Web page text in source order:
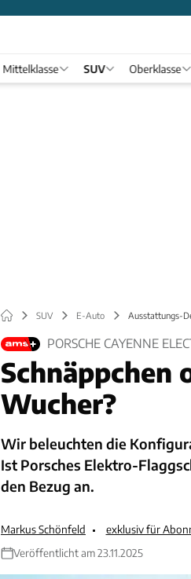
Mittelklasse SUV Oberklasse
SUV E-Auto Ausstattungs-
PORSCHE CAYENNE
Schnäppchen
Wucher?
Wir beleuchten die
Ist Porsches Elektro-
den Bezug an.
Markus Schönfeld
exklusiv für
Veröffentlicht am 23.11.2025